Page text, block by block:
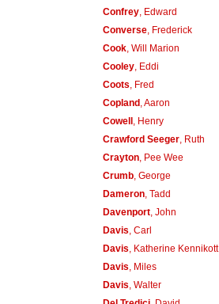
Confrey, Edward
Converse, Frederick
Cook, Will Marion
Cooley, Eddi
Coots , Fred
Copland, Aaron
Cowell, Henry
Crawford Seeger, Ruth
Crayton, Pee Wee
Crumb, George
Dameron, Tadd
Davenport, John
Davis , Carl
Davis , Katherine Kennikott
Davis , Miles
Davis , Walter